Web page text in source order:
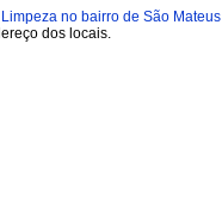
no bairro de São Mateus
dos locais.